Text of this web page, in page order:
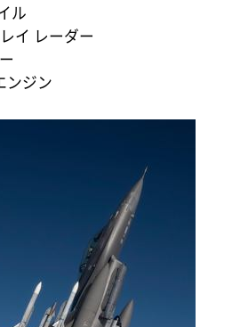
ル
イ レーダー
ンジン